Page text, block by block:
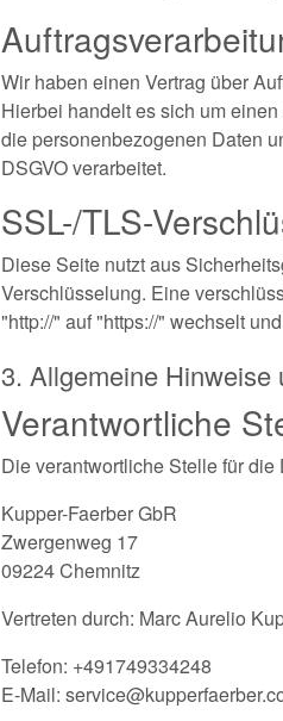
Wir haben einen Vertrag über
Hierbei handelt es sich um
die personenbezogenen Daten
DSGVO verarbeitet.
SSL-/TLS-
Diese Seite nutzt aus
Verschlüsselung. Eine
"http://" auf "https://" wechselt
3. Allgemeine Hinweise
Verantwortliche
Die verantwortliche Stelle für
Kupper-Faerber GbR
Zwergenweg 17
09224 Chemnitz
Vertreten durch: Marc Aurelio
Telefon: +491749334248
E-Mail: